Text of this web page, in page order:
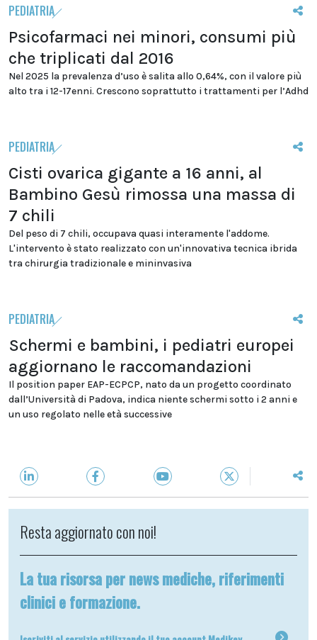
PEDIATRIA
Psicofarmaci nei minori, consumi più
che triplicati dal 2016
Nel 2025 la prevalenza d’uso è salita allo 0,64%, con il valore più
alto tra i 12-17enni. Crescono soprattutto i trattamenti per l’Adhd
PEDIATRIA
Cisti ovarica gigante a 16 anni, al
Bambino Gesù rimossa una massa di
7 chili
Del peso di 7 chili, occupava quasi interamente l'addome.
L'intervento è stato realizzato con un'innovativa tecnica ibrida
tra chirurgia tradizionale e mininvasiva
PEDIATRIA
Schermi e bambini, i pediatri europei
aggiornano le raccomandazioni
Il position paper EAP-ECPCP, nato da un progetto coordinato
dall’Università di Padova, indica niente schermi sotto i 2 anni e
un uso regolato nelle età successive
Resta aggiornato con noi!
La tua risorsa per news mediche, riferimenti
clinici e formazione.